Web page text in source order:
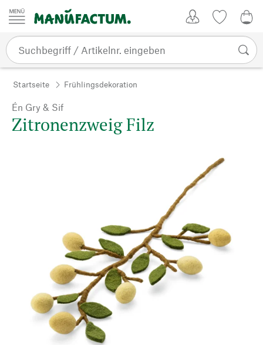
Zum Inhalt springen
Startseite Frühlingsdekoration
Én Gry & Sif
Zitronenzweig Filz